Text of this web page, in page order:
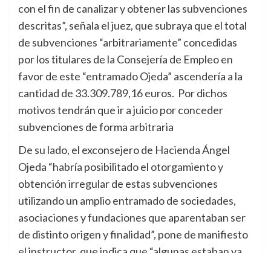
con el fin de canalizar y obtener las subvenciones
descritas”, señala el juez, que subraya que el total
de subvenciones “arbitrariamente” concedidas
por los titulares de la Consejería de Empleo en
favor de este “entramado Ojeda” ascendería a la
cantidad de 33.309.789,16 euros. Por dichos
motivos tendrán que ir a juicio por conceder
subvenciones de forma arbitraria
De su lado, el exconsejero de Hacienda Ángel
Ojeda “habría posibilitado el otorgamiento y
obtención irregular de estas subvenciones
utilizando un amplio entramado de sociedades,
asociaciones y fundaciones que aparentaban ser
de distinto origen y finalidad”, pone de manifiesto